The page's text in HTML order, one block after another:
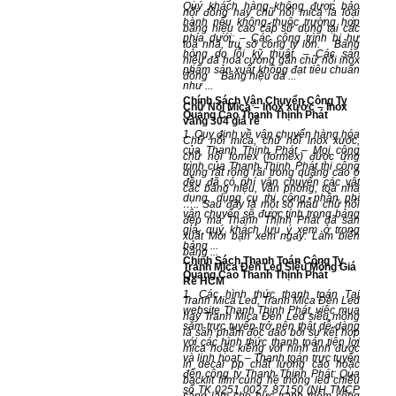
Quý khách hàng không được bảo
hành nếu không thuộc trường hợp
phía dưới: – Các công trình bị hư
hỏng do lỗi kỹ thuật. – Các sản
phẩm sản xuất không đạt tiêu chuẩn
như ...
Chính Sách Vận Chuyển Công Ty
Quảng Cáo Thanh Thịnh Phát
1. Quy định về vận chuyển hàng hóa
của Thanh Thịnh Phát – Mọi công
trình của Thanh Thịnh Phát thi công
đều đã có phí vận chuyển các vật
dụng, dụng cụ thi công, phần phí
vận chuyển sẽ được tính trong bảng
giá, quý khách lưu ý xem ở trong
bảng ...
Chính Sách Thanh Toán Công Ty
Quảng Cáo Thanh Thịnh Phát
1. Các hình thức thanh toán Tại
website Thanh Thịnh Phát, việc mua
sắm trực tuyến trở nên thật dễ dàng
với các hình thức thanh toán tiện lợi
và linh hoạt: – Thanh toán trực tuyến
đến công ty Thanh Thịnh Phát: Qua
số TK 0251 0027 87150 (NH TMCP
nổi đồng hay chữ nổi mica là loại
bảng hiệu cao cấp sử dụng tại các
toà nhà, trụ sở công ty lớn. Bảng
hiệu đá hoa cương gắn chữ nổi inox
đồng Bảng hiệu đá ...
Chữ Nổi Mica – Inox xước – Inox
vàng 304 giá rẻ
Chữ nổi mica, chữ nổi inox xước,
chữ nổi fomex (formex) được ứng
dụng rất rộng rãi trong quảng cáo ở
các bảng hiệu, văn phòng, toà nhà
….. Sau đây là một số mẫu chữ nổi
đẹp mà Thanh Thịnh Phát đã sản
xuất Mời bạn xem ngay: Làm biển
bảng ...
Tranh Mica Đèn Led Siêu Mỏng Giá
Rẻ HCM
Tranh Mica Led, Tranh Mica Đèn Led
hay Tranh Mica Đèn Led siêu mỏng
là sản phẩm độc đáo bởi sự kết hợp
mica hoặc kiếng với hình ảnh được
in decal pp chất lượng cao hoặc
backlit film cùng hệ thống led chiếu